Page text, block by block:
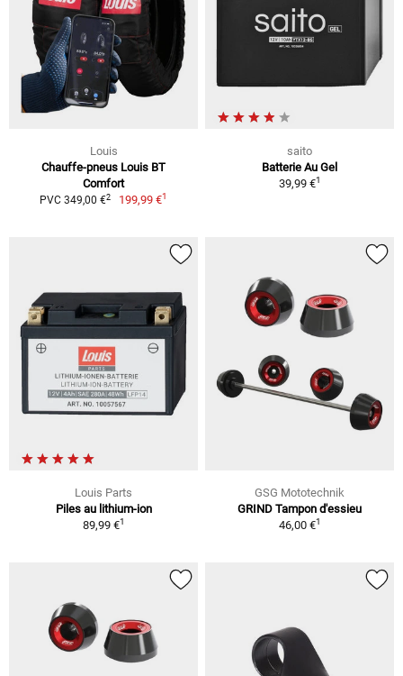
Louis
Chauffe-pneus Louis BT
Comfort
PVC 349,00 €2 199,99 €1
saito
Batterie Au Gel
39,99 €1
Louis Parts
Piles au lithium-ion
89,99 €1
GSG Mototechnik
GRIND Tampon d'essieu
46,00 €1